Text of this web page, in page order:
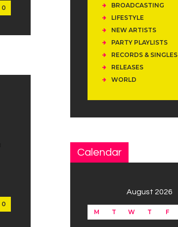
0
0
BROADCASTING
LIFESTYLE
NEW ARTISTS
PARTY PLAYLISTS
RECORDS & SINGLES
RELEASES
WORLD
Calendar
August 2026
M T W T F